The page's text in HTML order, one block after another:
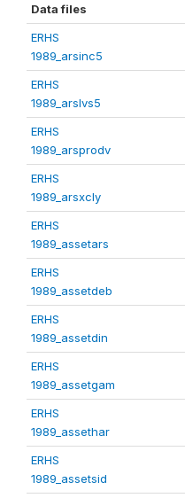
Data files
ERHS
1989_arsinc5
ERHS
1989_arslvs5
ERHS
1989_arsprodv
ERHS
1989_arsxcly
ERHS
1989_assetars
ERHS
1989_assetdeb
ERHS
1989_assetdin
ERHS
1989_assetgam
ERHS
1989_assethar
ERHS
1989_assetsid